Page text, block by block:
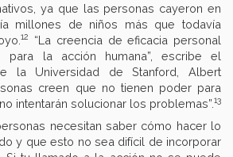
ya que las personas cayeron en
millones de niños más que todavía
12
“La creencia de eficacia personal
la acción humana”, escribe el
la Universidad de Stanford, Albert
creen que no tienen poder para
intentarán solucionar los problemas”. 13
necesitan saber cómo hacer lo
y que esto no sea difícil de incorporar